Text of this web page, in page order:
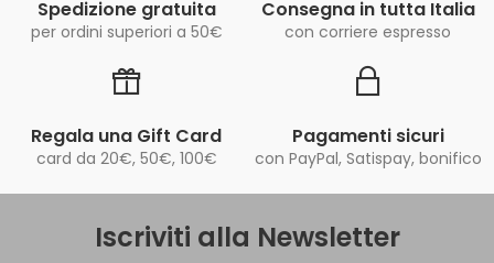
Spedizione gratuita
per ordini superiori a 50€
Consegna in tutta Italia
con corriere espresso
Regala una Gift Card
card da 20€, 50€, 100€
Pagamenti sicuri
con PayPal, Satispay, bonifico
Iscriviti alla Newsletter